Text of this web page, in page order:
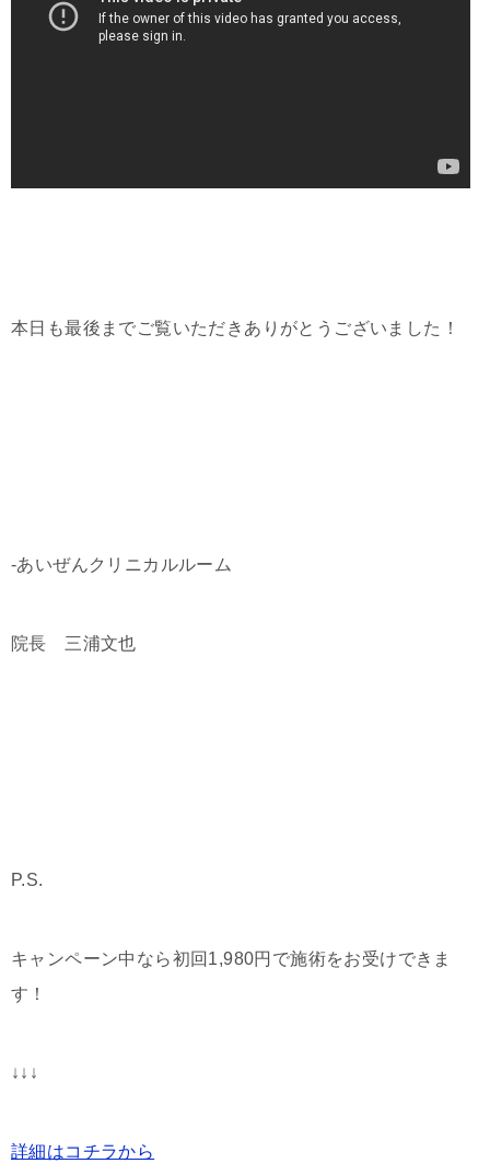
本日も最後までご覧いただきありがとうございました！
-あいぜんクリニカルルーム
院長 三浦文也
P.S.
キャンペーン中なら初回1,980円で施術をお受けできま
す！
↓↓↓
詳細はコチラから